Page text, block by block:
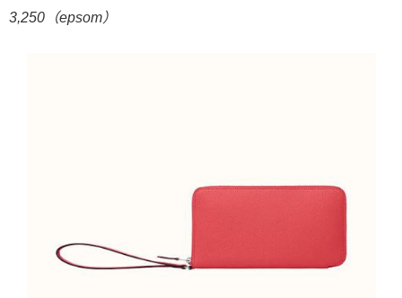
3,250（epsom）